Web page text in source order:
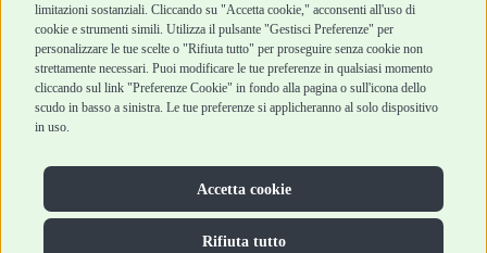
limitazioni sostanziali. Cliccando su "Accetta cookie," acconsenti all'uso di
cookie e strumenti simili. Utilizza il pulsante "Gestisci Preferenze" per
personalizzare le tue scelte o "Rifiuta tutto" per proseguire senza cookie non
strettamente necessari. Puoi modificare le tue preferenze in qualsiasi momento
cliccando sul link "Preferenze Cookie" in fondo alla pagina o sull'icona dello
scudo in basso a sinistra. Le tue preferenze si applicheranno al solo dispositivo
in uso.
Accetta cookie
Rifiuta tutto
Robinson Pet Shop S.r.l.
Via V. Giovanni Schiaparelli, 21 – 47122 Forlì (FC)
P.iva 04095130409 | REA: FO 329541
info@robinsonpetshop.it | Tel. 0543 096850
Copyright © 2025 Robinsonpetshop.it s.r.l. – Tutti i diritti
Privacy Policy|Cookie Policy